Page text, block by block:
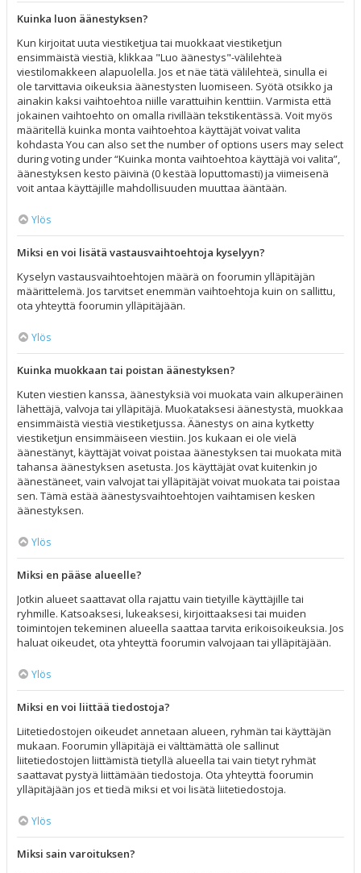
Kuinka luon äänestyksen?
Kun kirjoitat uuta viestiketjua tai muokkaat viestiketjun
ensimmäistä viestiä, klikkaa "Luo äänestys"-välilehteä
viestilomakkeen alapuolella. Jos et näe tätä välilehteä, sinulla ei
ole tarvittavia oikeuksia äänestysten luomiseen. Syötä otsikko ja
ainakin kaksi vaihtoehtoa niille varattuihin kenttiin. Varmista että
jokainen vaihtoehto on omalla rivillään tekstikentässä. Voit myös
määritellä kuinka monta vaihtoehtoa käyttäjät voivat valita
kohdasta You can also set the number of options users may select
during voting under “Kuinka monta vaihtoehtoa käyttäjä voi valita”,
äänestyksen kesto päivinä (0 kestää loputtomasti) ja viimeisenä
voit antaa käyttäjille mahdollisuuden muuttaa ääntään.
Ylös
Miksi en voi lisätä vastausvaihtoehtoja kyselyyn?
Kyselyn vastausvaihtoehtojen määrä on foorumin ylläpitäjän
määrittelemä. Jos tarvitset enemmän vaihtoehtoja kuin on sallittu,
ota yhteyttä foorumin ylläpitäjään.
Ylös
Kuinka muokkaan tai poistan äänestyksen?
Kuten viestien kanssa, äänestyksiä voi muokata vain alkuperäinen
lähettäjä, valvoja tai ylläpitäjä. Muokataksesi äänestystä, muokkaa
ensimmäistä viestiä viestiketjussa. Äänestys on aina kytketty
viestiketjun ensimmäiseen viestiin. Jos kukaan ei ole vielä
äänestänyt, käyttäjät voivat poistaa äänestyksen tai muokata mitä
tahansa äänestyksen asetusta. Jos käyttäjät ovat kuitenkin jo
äänestäneet, vain valvojat tai ylläpitäjät voivat muokata tai poistaa
sen. Tämä estää äänestysvaihtoehtojen vaihtamisen kesken
äänestyksen.
Ylös
Miksi en pääse alueelle?
Jotkin alueet saattavat olla rajattu vain tietyille käyttäjille tai
ryhmille. Katsoaksesi, lukeaksesi, kirjoittaaksesi tai muiden
toimintojen tekeminen alueella saattaa tarvita erikoisoikeuksia. Jos
haluat oikeudet, ota yhteyttä foorumin valvojaan tai ylläpitäjään.
Ylös
Miksi en voi liittää tiedostoja?
Liitetiedostojen oikeudet annetaan alueen, ryhmän tai käyttäjän
mukaan. Foorumin ylläpitäjä ei välttämättä ole sallinut
liitetiedostojen liittämistä tietyllä alueella tai vain tietyt ryhmät
saattavat pystyä liittämään tiedostoja. Ota yhteyttä foorumin
ylläpitäjään jos et tiedä miksi et voi lisätä liitetiedostoja.
Ylös
Miksi sain varoituksen?